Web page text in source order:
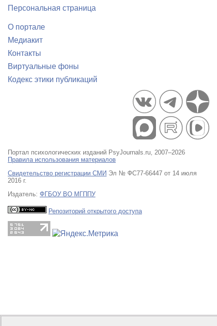
Персональная страница
О портале
Медиакит
Контакты
Виртуальные фоны
Кодекс этики публикаций
Портал психологических изданий PsyJournals.ru, 2007–2026
Правила использования материалов
Свидетельство регистрации СМИ Эл № ФС77-66447 от 14 июля
2016 г.
Издатель: ФГБОУ ВО МГППУ
Репозиторий открытого доступа